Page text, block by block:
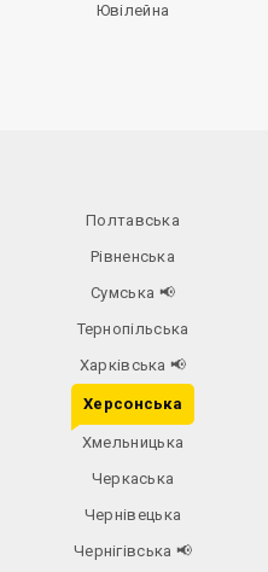
Ювілейна
Полтавська
Рівненська
Сумська 📢
Тернопільська
Харківська 📢
Херсонська
Хмельницька
Черкаська
Чернівецька
Чернігівська 📢